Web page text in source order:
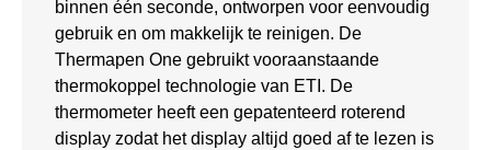
binnen één seconde, ontworpen voor eenvoudig
gebruik en om makkelijk te reinigen. De
Thermapen One gebruikt vooraanstaande
thermokoppel technologie van ETI. De
thermometer heeft een gepatenteerd roterend
display zodat het display altijd goed af te lezen is